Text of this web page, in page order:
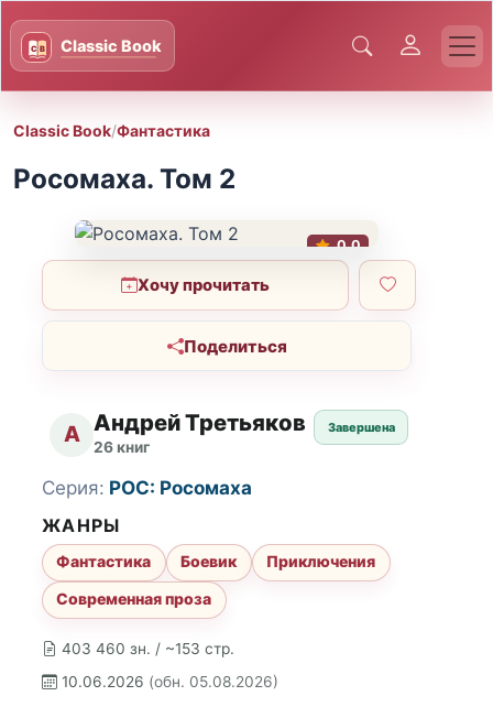
Classic Book/Фантастика
Росомаха. Том 2
0.0
Хочу прочитать
Поделиться
А Андрей Третьяков
26 книг
Завершена
403 460 зн. / ~153 стр.
10.06.2026 (обн. 05.08.2026)
Серия: РОС: Росомаха
ЖАНРЫ
Фантастика Боевик
Приключения
Современная проза